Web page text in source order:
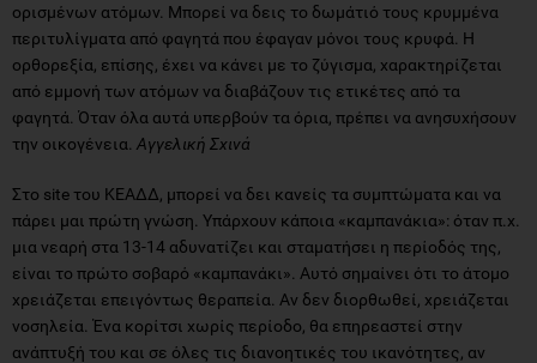
ορισμένων ατόμων. Μπορεί να δεις το δωμάτιό τους κρυμμένα
περιτυλίγματα από φαγητά που έφαγαν μόνοι τους κρυφά. Η
ορθορεξία, επίσης, έχει να κάνει με το ζύγισμα, χαρακτηρίζεται
από εμμονή των ατόμων να διαβάζουν τις ετικέτες από τα
φαγητά. Όταν όλα αυτά υπερβούν τα όρια, πρέπει να ανησυχήσουν
την οικογένεια. Αγγελική Σχινά
Στο site του ΚΕΑΔΔ, μπορεί να δει κανείς τα συμπτώματα και να
πάρει μαι πρώτη γνώση. Υπάρχουν κάποια «καμπανάκια»: όταν π.χ.
μια νεαρή στα 13-14 αδυνατίζει και σταματήσει η περίοδός της,
είναι το πρώτο σοβαρό «καμπανάκι». Αυτό σημαίνει ότι το άτομο
χρειάζεται επειγόντως θεραπεία. Αν δεν διορθωθεί, χρειάζεται
νοσηλεία. Ένα κορίτσι χωρίς περίοδο, θα επηρεαστεί στην
ανάπτυξή του και σε όλες τις διανοητικές του ικανότητες, αν